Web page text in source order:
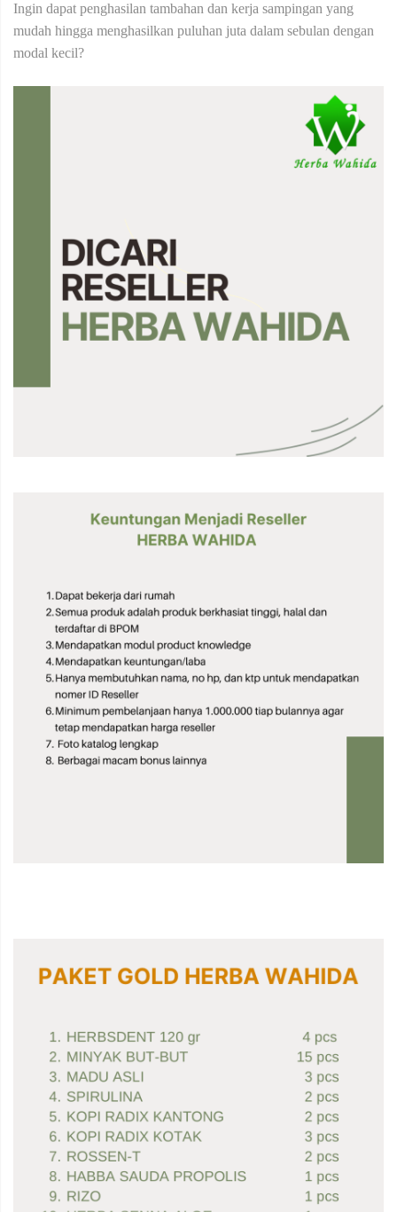
Ingin dapat penghasilan tambahan dan kerja sampingan yang
mudah hingga menghasilkan puluhan juta dalam sebulan dengan
modal kecil?